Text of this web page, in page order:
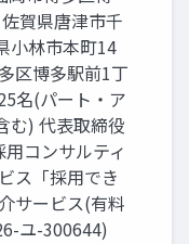
賀県唐津市千
小林市本町14
区博多駅前1丁
名(パート・ア
む) 代表取締役
コンサルティ
ス「採用でき
サービス(有料
ユ-300644)